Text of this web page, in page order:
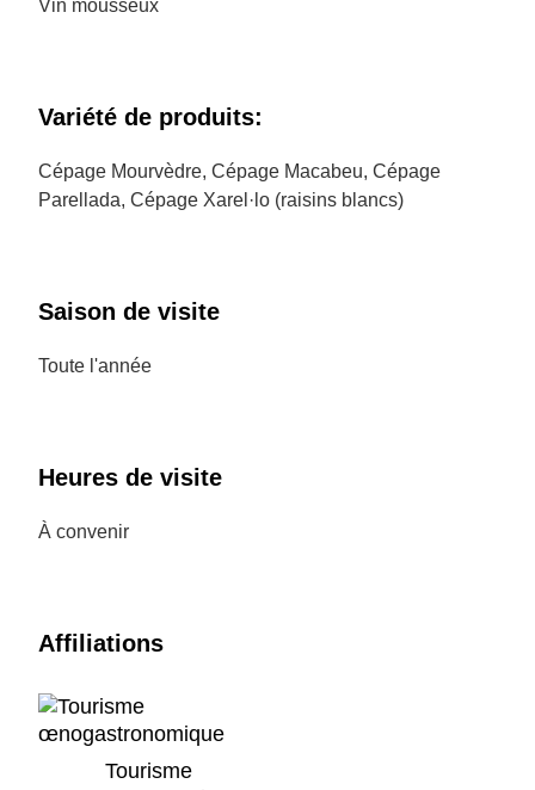
Vin mousseux
Variété de produits:
Cépage Mourvèdre, Cépage Macabeu, Cépage
Parellada, Cépage Xarel·lo (raisins blancs)
Saison de visite
Toute l'année
Heures de visite
À convenir
Affiliations
Tourisme